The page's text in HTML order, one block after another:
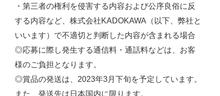
・第三者の権利を侵害する内容および公序良俗に反
する内容など、株式会社KADOKAWA（以下、弊社と
いいます）で不適切と判断した内容が含まれる場合
◎応募に際し発生する通信料・通話料などは、お客
様のご負担となります。
◎賞品の発送は、2023年3月下旬を予定しています。
また、発送先は日本国内に限ります。